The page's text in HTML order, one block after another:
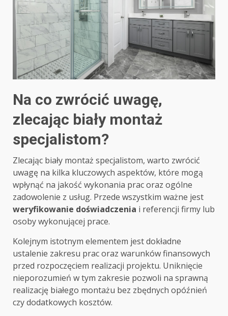
Na co zwrócić uwagę,
zlecając biały montaż
specjalistom?
Zlecając biały montaż specjalistom, warto zwrócić
uwagę na kilka kluczowych aspektów, które mogą
wpłynąć na jakość wykonania prac oraz ogólne
zadowolenie z usług. Przede wszystkim ważne jest
weryfikowanie doświadczenia i referencji firmy lub
osoby wykonującej prace.
Kolejnym istotnym elementem jest dokładne
ustalenie zakresu prac oraz warunków finansowych
przed rozpoczęciem realizacji projektu. Uniknięcie
nieporozumień w tym zakresie pozwoli na sprawną
realizację białego montażu bez zbędnych opóźnień
czy dodatkowych kosztów.